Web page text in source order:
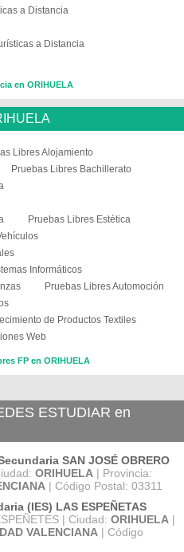
a Distancia
a Distancia
en ORIHUELA
Libres Alojamiento
Pruebas Libres Bachillerato
Pruebas Libres Estética
Informáticos
Pruebas Libres Automoción
de Productos Textiles
Web
FP en ORIHUELA
ESTUDIAR en
SAN JOSÉ OBRERO
ORIHUELA | Provincia:
| Código Postal: 03311
(IES) LAS ESPEÑETAS
| Ciudad: ORIHUELA |
VALENCIANA | Código